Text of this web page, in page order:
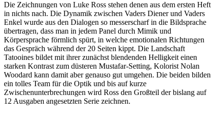
Die Zeichnungen von Luke Ross stehen denen aus dem ersten Heft
in nichts nach. Die Dynamik zwischen Vaders Diener und Vaders
Enkel wurde aus den Dialogen so messerscharf in die Bildsprache
übertragen, dass man in jedem Panel durch Mimik und
Körpersprache förmlich spürt, in welche emotionalen Richtungen
das Gespräch während der 20 Seiten kippt. Die Landschaft
Tatooines bildet mit ihrer zunächst blendenden Helligkeit einen
starken Kontrast zum düsteren Mustafar-Setting, Kolorist Nolan
Woodard kann damit aber genauso gut umgehen. Die beiden bilden
ein tolles Team für die Optik und bis auf kurze
Zwischenunterbrechungen wird Ross den Großteil der bislang auf
12 Ausgaben angesetzten Serie zeichnen.